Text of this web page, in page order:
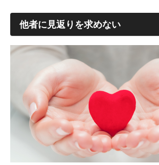
他者に見返りを求めない